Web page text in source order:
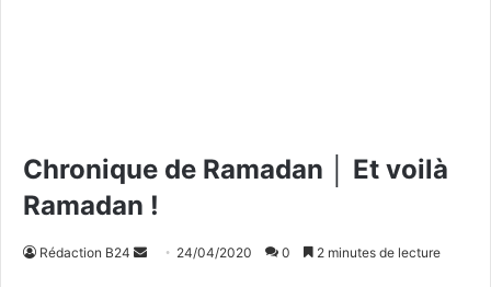
Chronique de Ramadan │ Et voilà
Ramadan !
Rédaction B24 24/04/2020 0 2 minutes de lecture